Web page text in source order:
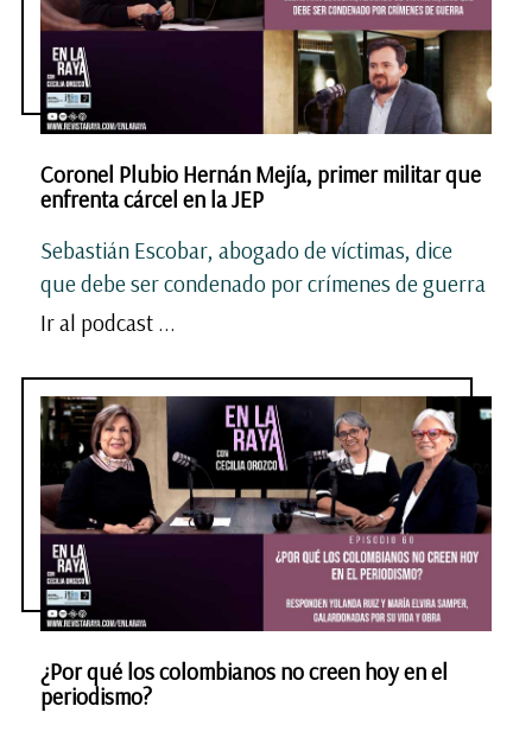
Coronel Plubio Hernán Mejía, primer militar que
enfrenta cárcel en la JEP
Sebastián Escobar, abogado de víctimas, dice
que debe ser condenado por crímenes de guerra
Ir al podcast ...
¿Por qué los colombianos no creen hoy en el
periodismo?